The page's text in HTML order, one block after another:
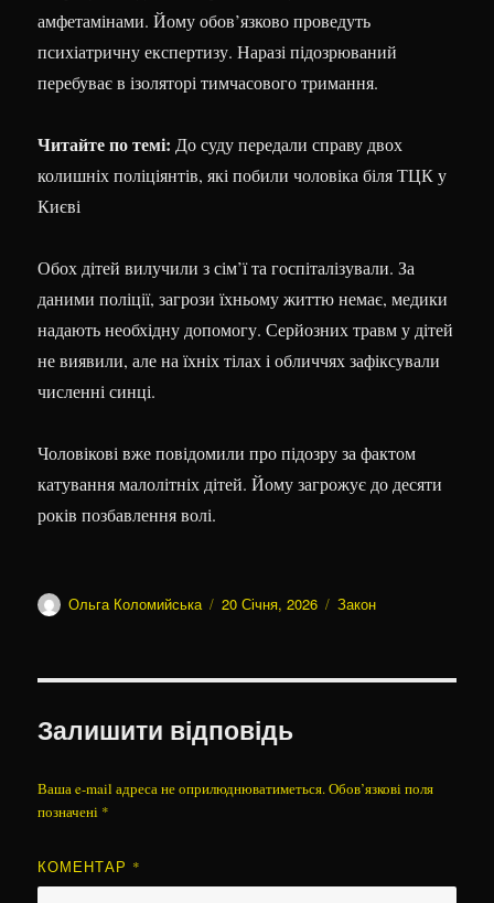
амфетамінами. Йому обов’язково проведуть
психіатричну експертизу. Наразі підозрюваний
перебуває в ізоляторі тимчасового тримання.
Читайте по темі: До суду передали справу двох
колишніх поліціянтів, які побили чоловіка біля ТЦК у
Києві
Обох дітей вилучили з сім’ї та госпіталізували. За
даними поліції, загрози їхньому життю немає, медики
надають необхідну допомогу. Серйозних травм у дітей
не виявили, але на їхніх тілах і обличчях зафіксували
численні синці.
Чоловікові вже повідомили про підозру за фактом
катування малолітніх дітей. Йому загрожує до десяти
років позбавлення волі.
Автор
Ольга Коломийська Оприлюднено
20 Січня, 2026 Категорії
Закон
Залишити відповідь
Ваша e-mail адреса не оприлюднюватиметься.Обов’язкові поля
позначені *
КОМЕНТАР *